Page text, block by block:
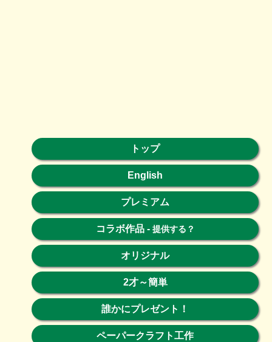
トップ
English
プレミアム
コラボ作品- 提供する？
オリジナル
2才～簡単
誰かにプレゼント！
ペーパークラフト工作